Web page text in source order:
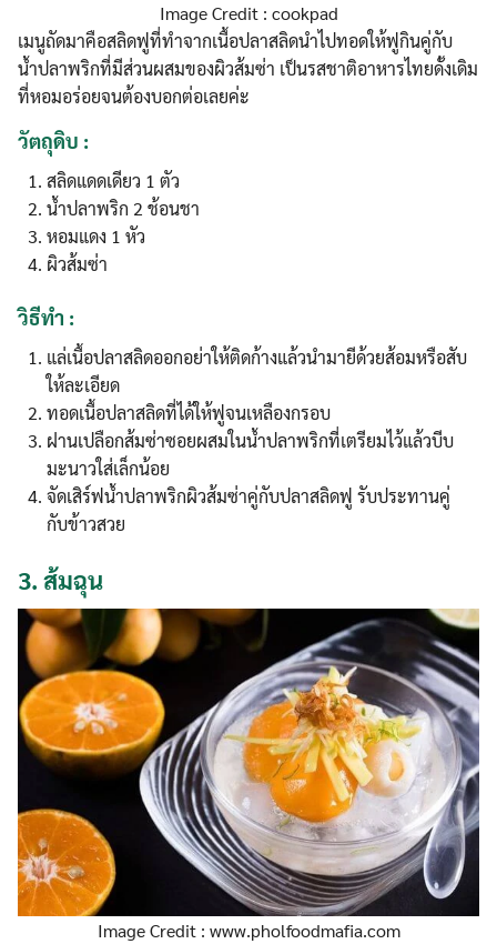
Image Credit : cookpad
เมนูถัดมาคือสลิดฟูที่ทำจากเนื้อปลาสลิดนำไปทอดให้ฟูกินคู่กับ
น้ำปลาพริกที่มีส่วนผสมของผิวส้มซ่า เป็นรสชาติอาหารไทยดั้งเดิม
ที่หอมอร่อยจนต้องบอกต่อเลยค่ะ
วัตถุดิบ :
สลิดแดดเดียว 1 ตัว
น้ำปลาพริก 2 ช้อนชา
หอมแดง 1 หัว
ผิวส้มซ่า
วิธีทำ :
แล่เนื้อปลาสลิดออกอย่าให้ติดก้างแล้วนำมายีด้วยส้อมหรือสับ
ให้ละเอียด
ทอดเนื้อปลาสลิดที่ได้ให้ฟูจนเหลืองกรอบ
ฝานเปลือกส้มซ่าซอยผสมในน้ำปลาพริกที่เตรียมไว้แล้วบีบ
มะนาวใส่เล็กน้อย
จัดเสิร์ฟน้ำปลาพริกผิวส้มซ่าคู่กับปลาสลิดฟู รับประทานคู่
กับข้าวสวย
3. ส้มฉุน
Image Credit : www.pholfoodmafia.com